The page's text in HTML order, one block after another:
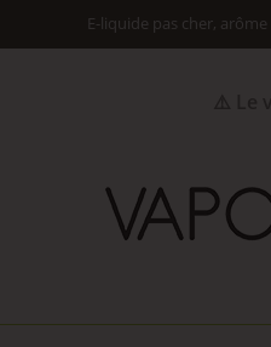
E-liquide pas cher,